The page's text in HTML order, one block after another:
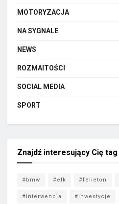
MOTORYZACJA
NA SYGNALE
NEWS
ROZMAITOŚCI
SOCIAL MEDIA
SPORT
Znajdź interesujący Cię tag
#bmw #ełk #felieton
#interwencja #inwestycje